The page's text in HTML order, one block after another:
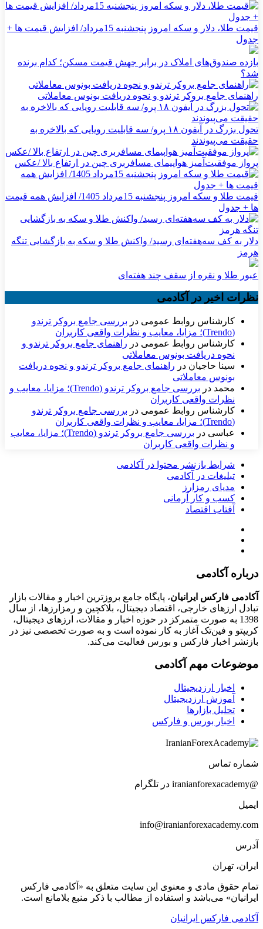
قیمت طلا، دلار و سکه امروز پنجشنبه 15مرداد/ افزایش قیمت ها +
جدول
بازده صندوق‌های املاک در برابر جهش قیمت مسکن؛ کدام برنده
شد؟
راهنمای جامع بروکر ترندو و نحوه دریافت بونوس معاملاتی
تحول بزرگ در آیفون ۱۸ پرو/ سه قابلیت رویایی که بالاخره به
حقیقت می‌پیوندند
پرواز موفقیت‌آمیز هواپیمای مسافربری چین در ارتفاع بالا /عکس
قیمت طلا و سکه امروز پنجشنبه 15مرداد 1405/ افزایش همه قیمت
ها + جدول
دلار به کف سه‌هفته‌ای رسید/ واکنش طلا و سکه به بازگشایی تنگه
هرمز
عبور طلا و نقره از سقف چند هفته‌ای
نظرات اخیر در آکادمی
کارشناس روابط عمومی در بررسی جامع بروکر ترندو
(Trendo)؛ مزایا، معایب و نظرات واقعی کاربران
کارشناس روابط عمومی در راهنمای جامع بروکر ترندو و
نحوه دریافت بونوس معاملاتی
سینا حاجیان در راهنمای جامع بروکر ترندو و نحوه دریافت
بونوس معاملاتی
محمد در
بررسی جامع بروکر ترندو (Trendo)؛ مزایا، معایب و
نظرات واقعی کاربران
کارشناس روابط عمومی در بررسی جامع بروکر ترندو
(Trendo)؛ مزایا، معایب و نظرات واقعی کاربران
عباسی در
بررسی جامع بروکر ترندو (Trendo)؛ مزایا، معایب
و نظرات واقعی کاربران
شرایط بازنشر محتوا در آکادمی
تبلیغات در آکادمی
مدیای رمزارز
کسب و کار آرمانی
آفتاب اقتصاد
درباره آکادمی
آکادمی فارکس ایرانیان، پایگاه جامع بروزترین اخبار و مقالات بازار
تبادل ارزهای خارجی، اقتصاد دیجیتال، بلاکچین و رمزارزها، از سال
1398 به صورت متمرکز در حوزه اخبار و مقالات، ارزهای‌ دیجیتال،
کریپتو و فین‌تک آغاز به کار نموده است و به صورت تخصصی نیز در
بازنشر اخبار فارکس و بورس فعالیت می‌کند.
موضوعات مهم آکادمی
اخبار ارزدیجیتال
آموزش ارزدیجیتال
تحلیل بازارها
اخبار بورس و فارکس
شماره تماس
@iranianforexacademy در تلگرام
ایمیل
info@iranianforexacademy.com
آدرس
ایران، تهران
تمام حقوق مادی و معنوی این سایت متعلق به «آکادمی فارکس
ایرانیان» می‌باشد و استفاده از مطالب با ذکر منبع بلامانع است.
آکادمی فارکس ایرانیان